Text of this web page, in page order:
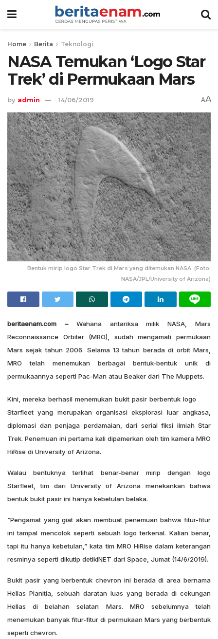
Home Berita Teknologi
NASA Temukan ‘Logo Star
Trek’ di Permukaan Mars
by admin 14/06/2019 AA
Bentuk mirip logo Star Trek di Mars yang ditemukan NASA. (Foto:
NASA/JPL/University of Arizona)
beritaenam.com –Wahana antariksa milik NASA, Mars
Reconnaissance Orbiter (MRO), sudah mengamati permukaan
Mars sejak tahun 2006. Selama 13 tahun berada di orbit Mars,
MRO telah menemukan berbagai bentuk-bentuk unik di
permukaannya seperti Pac-Man atau Beaker dari The Muppets.
Kini, mereka berhasil menemukan bukit pasir berbentuk logo
Starfleet yang merupakan organisasi eksplorasi luar angkasa,
diplomasi dan penjaga perdamaian, dari serial fiksi ilmiah Star
Trek. Penemuan ini pertama kali dipamerkan oleh tim kamera MRO
HiRise di University of Arizona.
Walau bentuknya terlihat benar-benar mirip dengan logo
Starfleet, tim dari University of Arizona menekankan bahwa
bentuk bukit pasir ini hanya kebetulan belaka.
“Pengamat yang giat akan membuat penemuan bahwa fitur-fitur
ini tampal mencolok seperti sebuah logo terkenal. Kalian benar,
tapi itu hanya kebetulan,” kata tim MRO HiRise dalam keterangan
resminya seperti dikutip detikINET dari Space, Jumat (14/6/2019).
Bukit pasir yang berbentuk chevron ini berada di area bernama
Hellas Planitia, sebuah daratan luas yang berada di cekungan
Hellas di belahan selatan Mars. MRO sebelumnya telah
menemukan banyak fitur-fitur di permukaan Mars yang berbentuk
seperti chevron.